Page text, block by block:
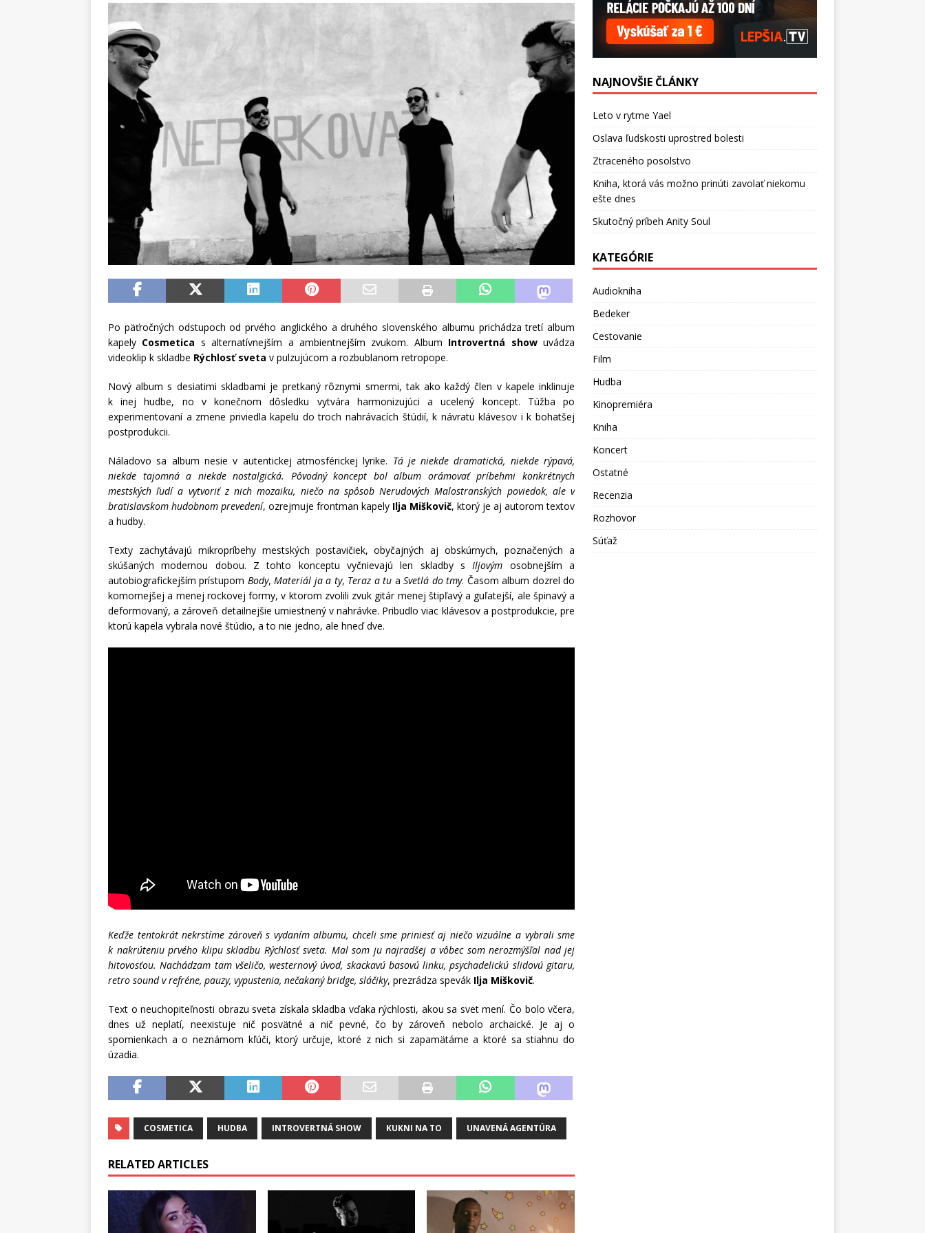
Po päťročných odstupoch od prvého anglického a druhého slovenského albumu prichádza tretí album
kapely Cosmetica s alternatívnejším a ambientnejším zvukom. Album Introvertná showuvádza
videoklip k skladbe Rýchlosť sveta v pulzujúcom a rozbublanom retropope.
Nový album s desiatimi skladbami je pretkaný rôznymi smermi, tak ako každý člen v kapele inklinuje
k inej hudbe, no v konečnom dôsledku vytvára harmonizujúci a ucelený koncept. Túžba po
experimentovaní a zmene priviedla kapelu do troch nahrávacích štúdií, k návratu klávesov i k bohatšej
postprodukcii.
Náladovo sa album nesie v autentickej atmosférickej lyrike. Tá je niekde dramatická, niekde rýpavá,
niekde tajomná a niekde nostalgická. Pôvodný koncept bol album orámovať príbehmi konkrétnych
mestských ľudí a vytvoriť z nich mozaiku, niečo na spôsob Nerudových Malostranských poviedok, ale v
bratislavskom hudobnom prevedení, ozrejmuje frontman kapely Ilja Miškovič, ktorý je aj autorom textov
a hudby.
Texty zachytávajú mikropríbehy mestských postavičiek, obyčajných aj obskúrnych, poznačených a
skúšaných modernou dobou. Z tohto konceptu vyčnievajú len skladby sIljovým osobnejším a
autobiografickejším prístupom Body,Materiál ja a ty, Teraz a tu aSvetlá do tmy. Časom album dozrel do
komornejšej a menej rockovej formy, v ktorom zvolili zvuk gitár menej štipľavý a guľatejší, ale špinavý a
deformovaný, a zároveň detailnejšie umiestnený v nahrávke. Pribudlo viac klávesov a postprodukcie, pre
ktorú kapela vybrala nové štúdio, a to nie jedno, ale hneď dve.
Keďže tentokrát nekrstíme zároveň s vydaním albumu, chceli sme priniesť aj niečo vizuálne a vybrali sme
k nakrúteniu prvého klipu skladbu Rýchlosť sveta. Mal som ju najradšej a vôbec som nerozmýšľal nad jej
hitovosťou. Nachádzam tam všeličo, westernový úvod, skackavú basovú linku, psychadelickú slidovú gitaru,
retro sound v refréne, pauzy, vypustenia, nečakaný bridge, sláčiky, prezrádza spevák Ilja Miškovič.
Text o neuchopiteľnosti obrazu sveta získala skladba vďaka rýchlosti, akou sa svet mení. Čo bolo včera,
dnes už neplatí, neexistuje nič posvätné a nič pevné, čo by zároveň nebolo archaické. Je aj o
spomienkach a o neznámom kľúči, ktorý určuje, ktoré z nich si zapamätáme a ktoré sa stiahnu do
úzadia.
COSMETICA HUDBA INTROVERTNÁ SHOW KUKNI NA TO UNAVENÁ AGENTÚRA
RELATED ARTICLES
NAJNOVŠIE ČLÁNKY
Leto v rytme Yael
Oslava ľudskosti uprostred bolesti
Ztraceného posolstvo
Kniha, ktorá vás možno prinúti zavolať niekomu
ešte dnes
Skutočný príbeh Anity Soul
KATEGÓRIE
Audiokniha
Bedeker
Cestovanie
Film
Hudba
Kinopremiéra
Kniha
Koncert
Ostatné
Recenzia
Rozhovor
Súťaž